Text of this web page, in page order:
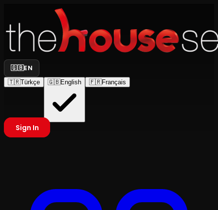
🇬🇧EN
🇹🇷Türkçe 🇬🇧English 🇫🇷Français
Sign In